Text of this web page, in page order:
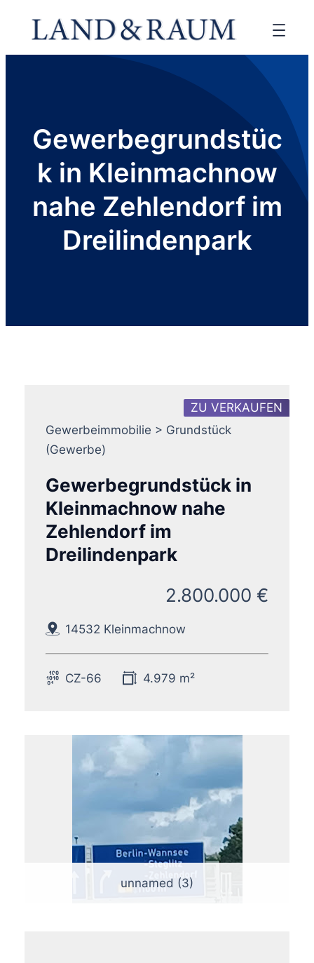
Gewerbegrundstüc
k in Kleinmachnow
nahe Zehlendorf im
Dreilindenpark
Gewerbeimmobilie > Grundstück
(Gewerbe)
ZU VERKAUFEN
Gewerbegrundstück in
Kleinmachnow nahe
Zehlendorf im
Dreilindenpark
14532 Kleinmachnow
2.800.000 €
CZ-66 4.979 m²
unnamed (3)